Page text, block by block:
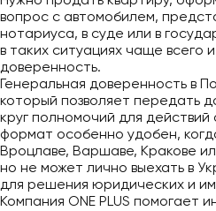
вопрос с автомобилем,
нотариуса, в суде или в
в таких ситуациях чаще всего
доверенность.
Генеральная доверенность в
который позволяет передать
круг полномочий для
формат особенно удобен,
Вроцлаве, Варшаве, Кракове
но не может лично выехать в
для решения юридических и
Компания ONE PLUS помогает